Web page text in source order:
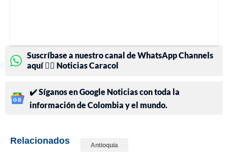
Suscríbase a nuestro canal de WhatsApp Channels
aquí 👉🏻 Noticias Caracol
✔️ Síganos en Google Noticias con toda la
información de Colombia y el mundo.
Relacionados Antioquia